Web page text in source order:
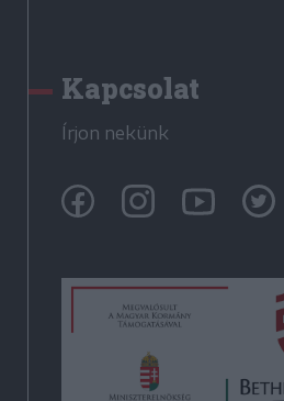
Kapcsolat
Írjon nekünk